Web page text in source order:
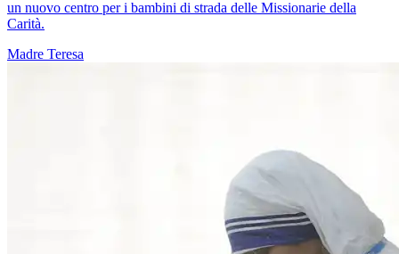
un nuovo centro per i bambini di strada delle Missionarie della
Carità.
Madre Teresa